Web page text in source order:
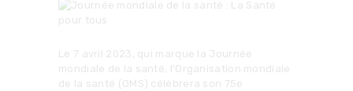
Le 7 avril 2023, qui marque la Journée
mondiale de la santé, l’Organisation mondiale
de la santé (OMS) célébrera son 75e